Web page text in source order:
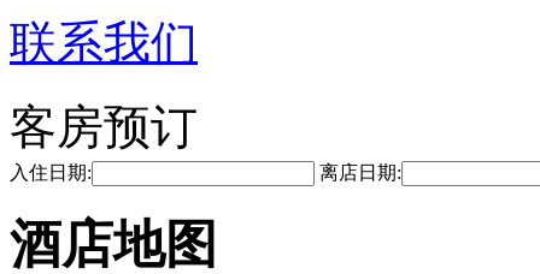
联系我们
客房预订
入住日期: 离店日期:
酒店地图